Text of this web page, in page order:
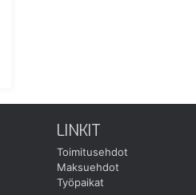
LINKIT
Toimitusehdot
Maksuehdot
Työpaikat